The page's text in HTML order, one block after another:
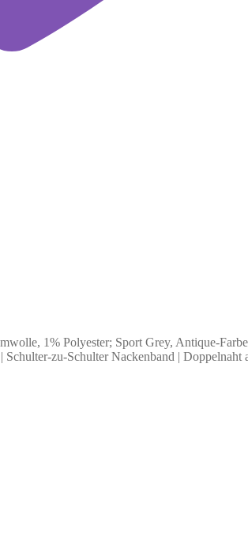
1% Polyester; Sport Grey, Antique-
zu-Schulter Nackenband |